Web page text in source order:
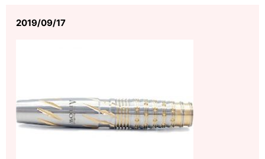
2019/09/17